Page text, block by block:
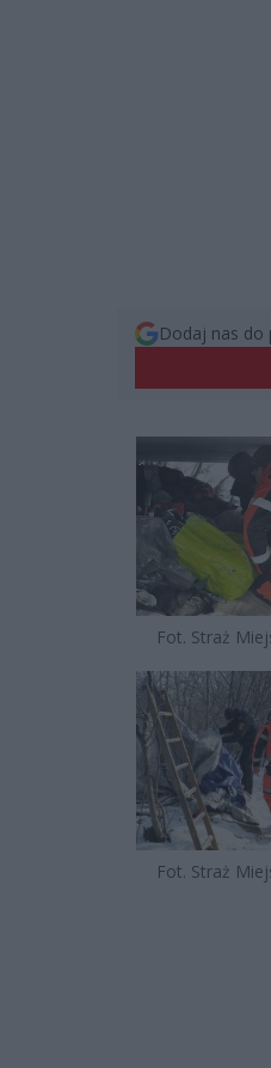
Dodaj nas do
Fot. Straż
Fot. Straż